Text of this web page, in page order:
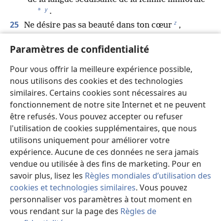
Paramètres de confidentialité
Pour vous offrir la meilleure expérience possible,
nous utilisons des cookies et des technologies
similaires. Certains cookies sont nécessaires au
fonctionnement de notre site Internet et ne peuvent
être refusés. Vous pouvez accepter ou refuser
l'utilisation de cookies supplémentaires, que nous
utilisons uniquement pour améliorer votre
expérience. Aucune de ces données ne sera jamais
vendue ou utilisée à des fins de marketing. Pour en
savoir plus, lisez les Règles mondiales d’utilisation des
cookies et technologies similaires. Vous pouvez
personnaliser vos paramètres à tout moment en
vous rendant sur la page des Règles de
* y .
25 Ne désire pas sa beauté dans ton cœur z ,
séduisants,
car à cause d’une prostituée, un homme finit par
n’avoir plus qu’un morceau de pain
a ,
et si c’est une femme mariée, elle capturera
une vie précieuse.
27 Un homme peut-il amasser du feu contre sa
poitrine sans brûler ses vêtements
?
28 Ou un homme peut-il marcher sur des braises
sans se brûler les pieds ?
29 Il en va de même pour celui qui a des rapports
avec la femme de son prochain ;
quiconque la touche ne restera pas impuni
30 On ne méprise pas un voleur
s’il vole pour calmer sa faim *.